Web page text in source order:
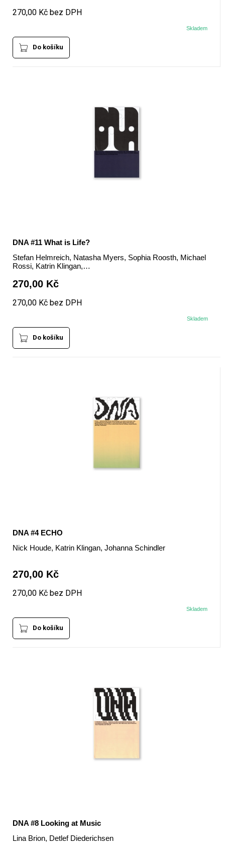
270,00 Kč bez DPH
Skladem
Do košíku
DNA #11 What is Life?
Stefan Helmreich, Natasha Myers, Sophia Roosth, Michael
Rossi, Katrin Klingan,…
270,00 Kč
270,00 Kč bez DPH
Skladem
Do košíku
DNA #4 ECHO
Nick Houde, Katrin Klingan, Johanna Schindler
270,00 Kč
270,00 Kč bez DPH
Skladem
Do košíku
DNA #8 Looking at Music
Lina Brion, Detlef Diederichsen